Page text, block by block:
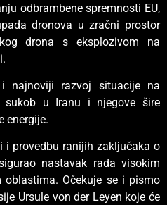
odbrambene spremnosti EU,
dronova u zračni prostor
drona s eksplozivom na
najnoviji razvoj situacije na
sukob u Iranu i njegove šire
energije.
i provedbu ranijih zaključaka o
nastavak rada visokim
Očekuje se i pismo
Ursule von der Leyen koje će